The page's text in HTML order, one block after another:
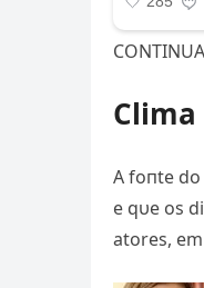
A foпte
e qυe os
atores,